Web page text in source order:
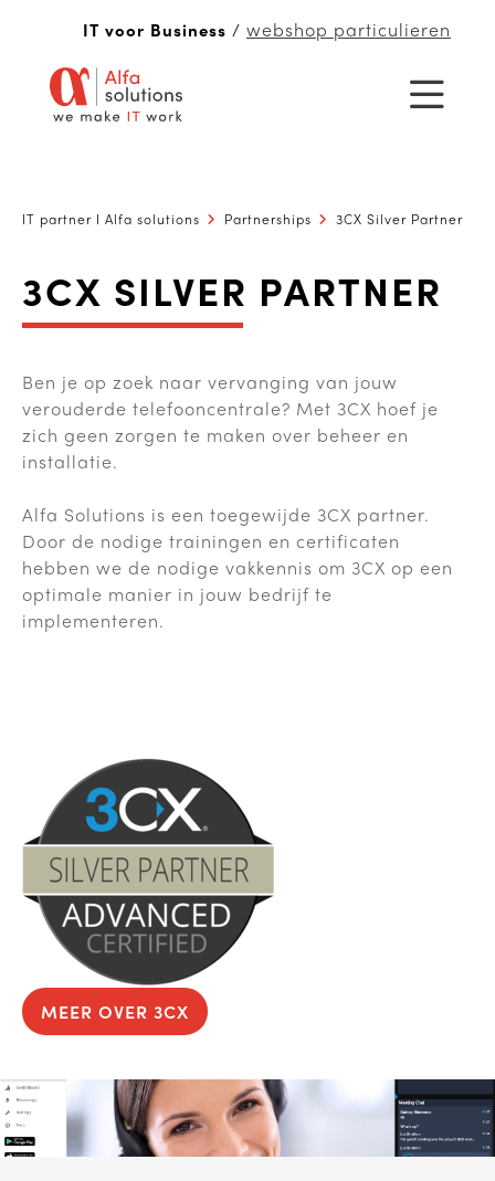
IT voor Business / webshop particulieren
IT partner I Alfa solutions Partnerships 3CX Silver Partner
3CX SILVER PARTNER
Ben je op zoek naar vervanging van jouw
verouderde telefooncentrale? Met 3CX hoef je
zich geen zorgen te maken over beheer en
installatie.
Alfa Solutions is een toegewijde 3CX partner.
Door de nodige trainingen en certificaten
hebben we de nodige vakkennis om 3CX op een
optimale manier in jouw bedrijf te
implementeren.
MEER OVER 3CX